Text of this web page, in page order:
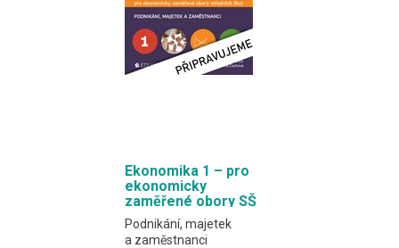
Ekonomika 1 – pro
ekonomicky
zaměřené obory SŠ
Podnikání, majetek
a zaměstnanci